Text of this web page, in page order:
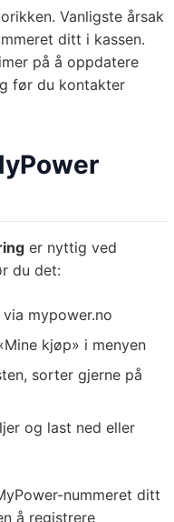
Vanligste årsak
ditt i kassen.
på å oppdatere
før du kontakter
er nyttig ved
du det:
mypower.no
kjøp» i menyen
sorter gjerne på
og last ned eller
nummeret ditt
å registrere